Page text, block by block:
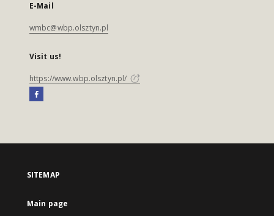
E-Mail
wmbc@wbp.olsztyn.pl
Visit us!
https://www.wbp.olsztyn.pl/
SITEMAP
Main page